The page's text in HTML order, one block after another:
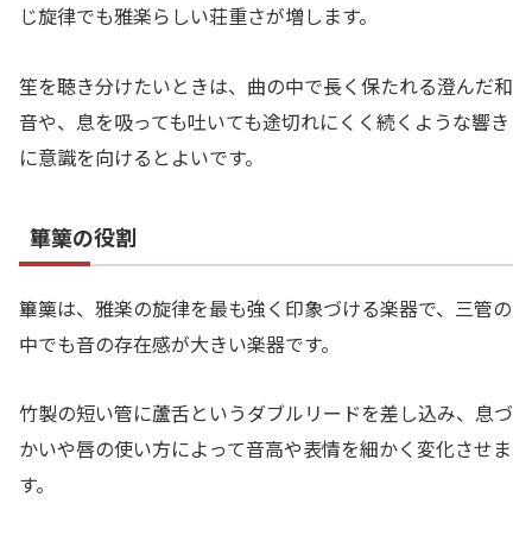
じ旋律でも雅楽らしい荘重さが増します。
笙を聴き分けたいときは、曲の中で長く保たれる澄んだ和
音や、息を吸っても吐いても途切れにくく続くような響き
に意識を向けるとよいです。
篳篥の役割
篳篥は、雅楽の旋律を最も強く印象づける楽器で、三管の
中でも音の存在感が大きい楽器です。
竹製の短い管に蘆舌というダブルリードを差し込み、息づ
かいや唇の使い方によって音高や表情を細かく変化させま
す。